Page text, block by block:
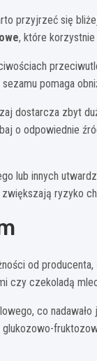
przyjrzeć się
, które
pomaga
dostarcza zbyt
o odpowiednie
lub innych
ryzyko
od producenta,
czy czekoladą
co